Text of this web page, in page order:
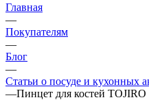
Главная
—
Покупателям
—
Блог
—
Статьи о посуде и кухонных
—Пинцет для костей TOJIRO